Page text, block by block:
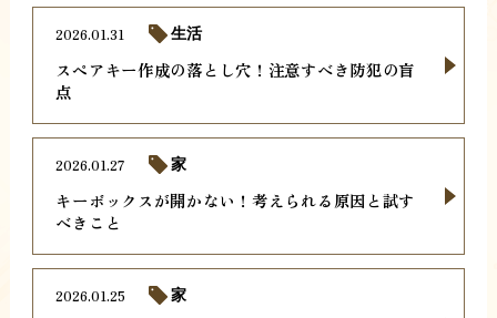
スペアキー作成の落とし穴！注意すべき防犯の盲
点
2026.01.31 生活
キーボックスが開かない！考えられる原因と試す
べきこと
2026.01.27 家
2026.01.25 家